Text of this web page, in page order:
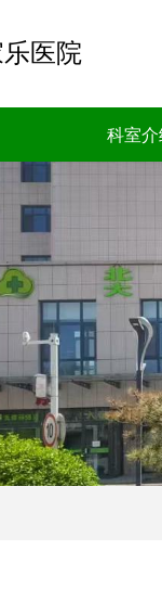
医院
科室介